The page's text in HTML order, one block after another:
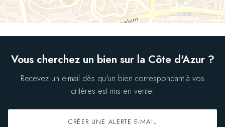
Vous cherchez un bien sur la Côte d'Azur ?
Recevez un e-mail dès qu'un bien correspondant à vos
critères est mis en vente.
CRÉER UNE ALERTE E-MAIL